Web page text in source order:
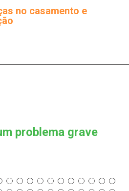
no casamento e
problema grave